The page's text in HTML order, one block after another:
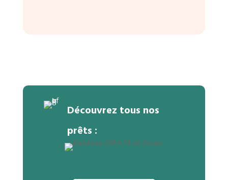
Découvrez tous nos
prêts :